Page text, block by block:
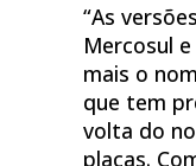
“As
Mercosul
mais o
que tem
volta do
placas.